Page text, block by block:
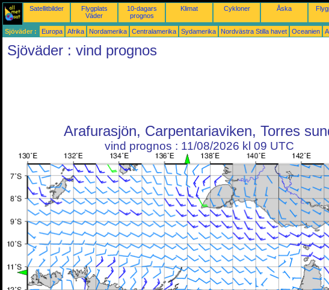
Satellitbilder
Flygplats
Väder
10-dagars
prognos
Klimat Cykloner Åska
Sjöväder : Europa Afrika Nordamerika Centralamerika Sydamerika Nordvästra Stilla havet Oceanien
Sjöväder : vind prognos
Arafurasjön, Carpentariaviken, Torres
vind prognos : 11/08/2026 kl 09 UTC